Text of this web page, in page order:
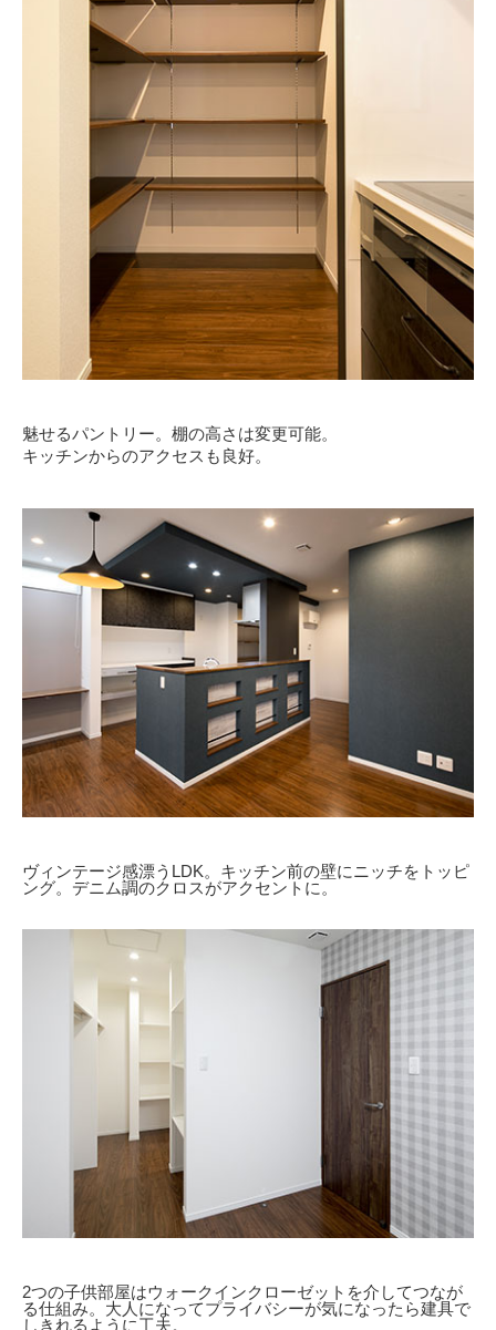
魅せるパントリー。棚の高さは変更可能。
キッチンからのアクセスも良好。
ヴィンテージ感漂うLDK。キッチン前の壁にニッチをトッピ
ング。デニム調のクロスがアクセントに。
2つの子供部屋はウォークインクローゼットを介してつなが
る仕組み。大人になってプライバシーが気になったら建具で
しきれるように工夫。